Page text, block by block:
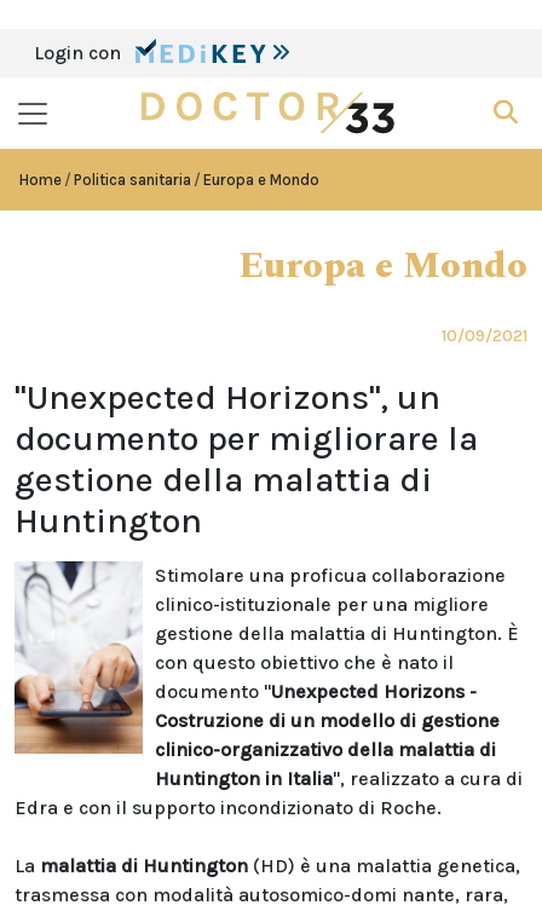
Login con
Home Politica sanitaria Europa e Mondo
Europa e Mondo
10/09/2021
"Unexpected Horizons", un
documento per migliorare la
gestione della malattia di
Huntington
Stimolare una proficua collaborazione
clinico-istituzionale per una migliore
gestione della malattia di Huntington. È
con questo obiettivo che è nato il
documento "Unexpected Horizons -
Costruzione di un modello di gestione
clinico-organizzativo della malattia di
Huntington in Italia", realizzato a cura di
Edra e con il supporto incondizionato di Roche.
La malattia di Huntington (HD) è una malattia genetica,
trasmessa con modalità autosomico-domi nante, rara,